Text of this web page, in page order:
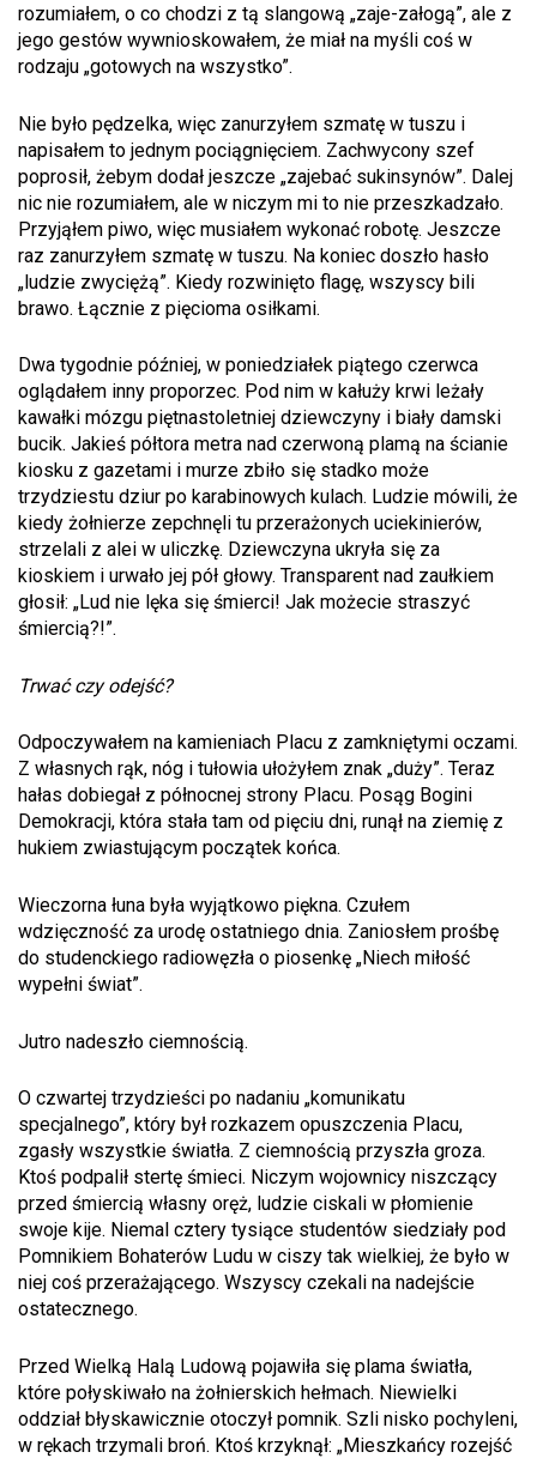
rozumiałem, o co chodzi z tą slangową „zaje-załogą”, ale z
jego gestów wywnioskowałem, że miał na myśli coś w
rodzaju „gotowych na wszystko”.
Nie było pędzelka, więc zanurzyłem szmatę w tuszu i
napisałem to jednym pociągnięciem. Zachwycony szef
poprosił, żebym dodał jeszcze „zajebać sukinsynów”. Dalej
nic nie rozumiałem, ale w niczym mi to nie przeszkadzało.
Przyjąłem piwo, więc musiałem wykonać robotę. Jeszcze
raz zanurzyłem szmatę w tuszu. Na koniec doszło hasło
„ludzie zwyciężą”. Kiedy rozwinięto flagę, wszyscy bili
brawo. Łącznie z pięcioma osiłkami.
Dwa tygodnie później, w poniedziałek piątego czerwca
oglądałem inny proporzec. Pod nim w kałuży krwi leżały
kawałki mózgu piętnastoletniej dziewczyny i biały damski
bucik. Jakieś półtora metra nad czerwoną plamą na ścianie
kiosku z gazetami i murze zbiło się stadko może
trzydziestu dziur po karabinowych kulach. Ludzie mówili, że
kiedy żołnierze zepchnęli tu przerażonych uciekinierów,
strzelali z alei w uliczkę. Dziewczyna ukryła się za
kioskiem i urwało jej pół głowy. Transparent nad zaułkiem
głosił: „Lud nie lęka się śmierci! Jak możecie straszyć
śmiercią?!”.
Trwać czy odejść?
Odpoczywałem na kamieniach Placu z zamkniętymi oczami.
Z własnych rąk, nóg i tułowia ułożyłem znak „duży”. Teraz
hałas dobiegał z północnej strony Placu. Posąg Bogini
Demokracji, która stała tam od pięciu dni, runął na ziemię z
hukiem zwiastującym początek końca.
Wieczorna łuna była wyjątkowo piękna. Czułem
wdzięczność za urodę ostatniego dnia. Zaniosłem prośbę
do studenckiego radiowęzła o piosenkę „Niech miłość
wypełni świat”.
Jutro nadeszło ciemnością.
O czwartej trzydzieści po nadaniu „komunikatu
specjalnego”, który był rozkazem opuszczenia Placu,
zgasły wszystkie światła. Z ciemnością przyszła groza.
Ktoś podpalił stertę śmieci. Niczym wojownicy niszczący
przed śmiercią własny oręż, ludzie ciskali w płomienie
swoje kije. Niemal cztery tysiące studentów siedziały pod
Pomnikiem Bohaterów Ludu w ciszy tak wielkiej, że było w
niej coś przerażającego. Wszyscy czekali na nadejście
ostatecznego.
Przed Wielką Halą Ludową pojawiła się plama światła,
które połyskiwało na żołnierskich hełmach. Niewielki
oddział błyskawicznie otoczył pomnik. Szli nisko pochyleni,
w rękach trzymali broń. Ktoś krzyknął: „Mieszkańcy rozejść